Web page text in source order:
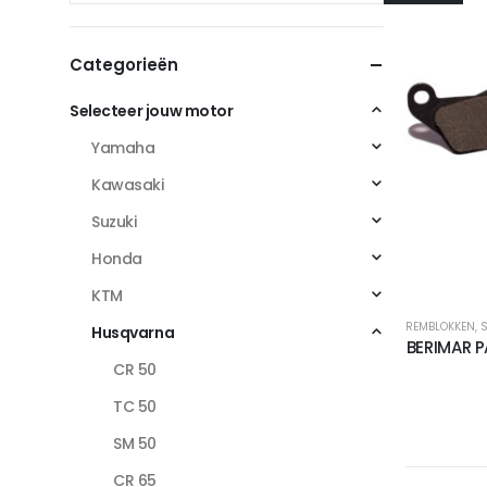
REMBLOKKEN,
BERIMAR
Categorieën
Selecteer jouw motor
Yamaha
Kawasaki
Suzuki
Honda
KTM
Husqvarna
CR 50
TC 50
SM 50
CR 65